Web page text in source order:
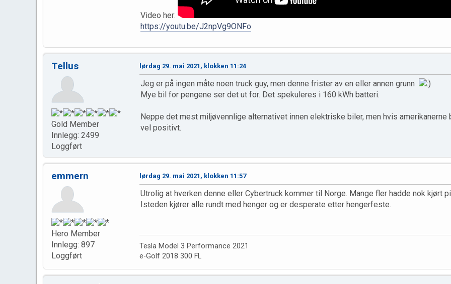
Video her:
https://youtu.be/J2npVg9ONFo
Tellus
Gold Member
Innlegg: 2499
Loggført
lørdag 29. mai 2021, klokken 11:24
Jeg er på ingen måte noen truck guy, men denne frister av en eller annen grunn
Mye bil for pengene ser det ut for. Det spekuleres i 160 kWh batteri.
Neppe det mest miljøvennlige alternativet innen elektriske biler, men hvis
vel positivt.
emmern
Hero Member
Innlegg: 897
Loggført
lørdag 29. mai 2021, klokken 11:57
Utrolig at hverken denne eller Cybertruck kommer til Norge. Mange fler hadde nok kjørt
Isteden kjører alle rundt med henger og er desperate etter hengerfeste.
Tesla Model 3 Performance 2021
e-Golf 2018 300 FL